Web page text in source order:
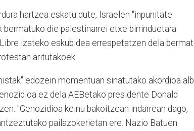
hartzea eskatu dute, Israelen "inpunitate
bermatuko die palestinarrei etxe birrinduetara
izateko eskubidea errespetatzen dela
aritutakoek.
edozein momentuan sinatutako akordioa
ez dela AEBetako presidente Donald
"Genozidioa keinu bakoitzean indarrean dago,
pailazokerietan ere. Nazio Batuen